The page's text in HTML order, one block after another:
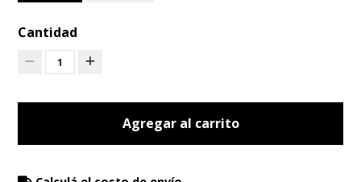
Cantidad
1
Agregar al carrito